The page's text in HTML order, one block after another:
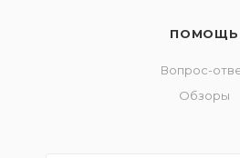
ПОМОЩЬ
Вопрос-
Обзоры